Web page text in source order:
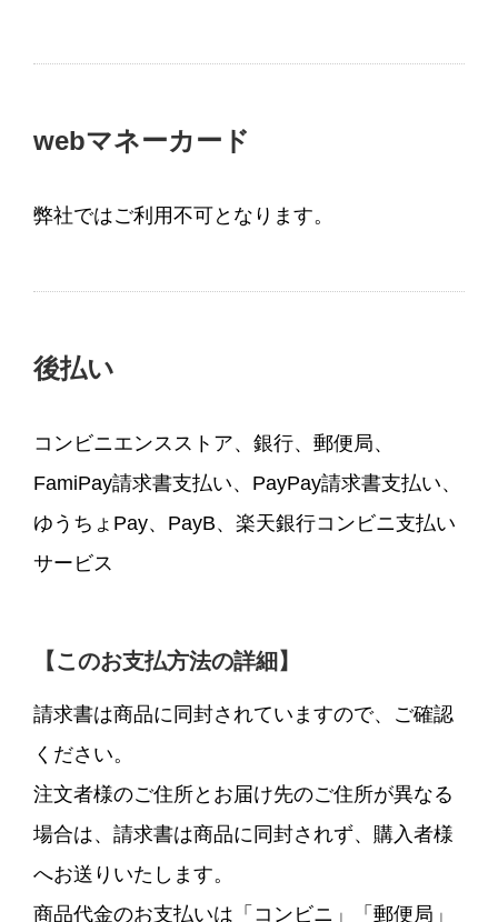
webマネーカード
弊社ではご利用不可となります。
後払い
コンビニエンスストア、銀行、郵便局、
FamiPay請求書支払い、PayPay請求書支払い、
ゆうちょPay、PayB、楽天銀行コンビニ支払い
サービス
【このお支払方法の詳細】
請求書は商品に同封されていますので、ご確認
ください。
注文者様のご住所とお届け先のご住所が異なる
場合は、請求書は商品に同封されず、購入者様
へお送りいたします。
商品代金のお支払いは「コンビニ」「郵便局」